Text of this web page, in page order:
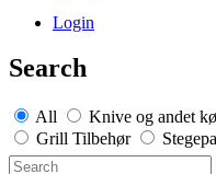
Login
Search
All Knive og andet
Grill Tilbehør